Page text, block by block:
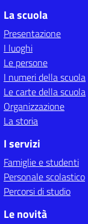
La scuola
Presentazione
I luoghi
Le persone
I numeri della scuola
Le carte della scuola
Organizzazione
La storia
I servizi
Famiglie e studenti
Personale scolastico
Percorsi di studio
Le novità